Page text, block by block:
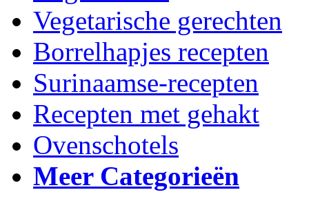
Vegetarische gerechten
Borrelhapjes recepten
Surinaamse-recepten
Recepten met gehakt
Ovenschotels
Meer Categorieën